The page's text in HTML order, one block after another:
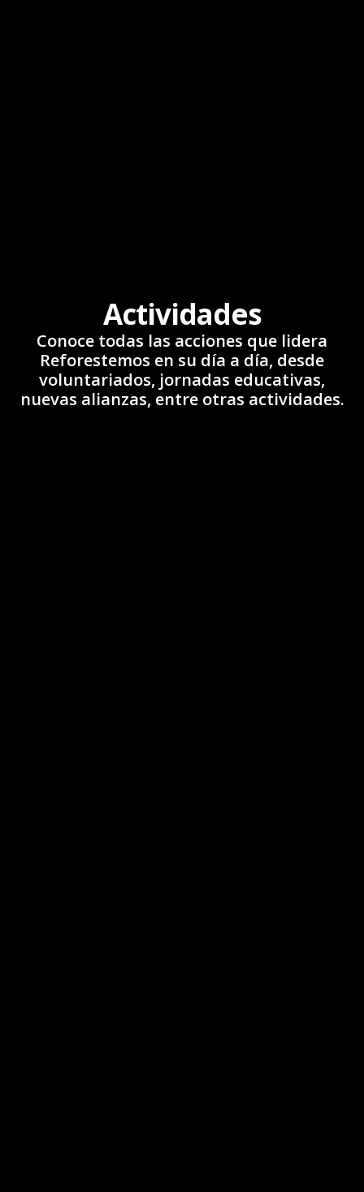
Actividades
Conoce todas las acciones que lidera
Reforestemos en su día a día, desde
voluntariados, jornadas educativas,
nuevas alianzas, entre otras actividades.